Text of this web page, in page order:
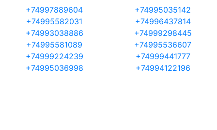
+74997889604
+74995035142
+74995582031
+74996437814
+74993038886
+74999298445
+74995581089
+74995536607
+74999224239
+74999441777
+74995036998
+74994122196